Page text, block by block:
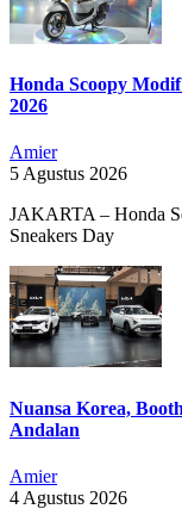
Honda Scoopy
2026
Amier
5 Agustus 2026
JAKARTA – Honda
Sneakers Day
Nuansa Korea,
Andalan
Amier
4 Agustus 2026